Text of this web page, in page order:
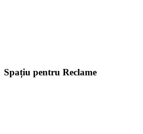
Spațiu pentru Reclame